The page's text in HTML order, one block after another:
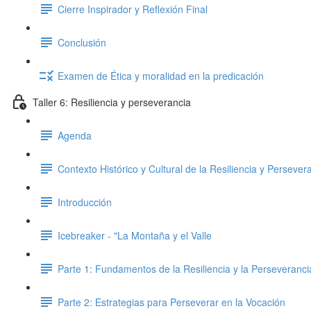
Cierre Inspirador y Reflexión Final
Conclusión
Examen de Ética y moralidad en la predicación
Taller 6: Resiliencia y perseverancia
Agenda
Contexto Histórico y Cultural de la Resiliencia y
Introducción
Icebreaker - "La Montaña y el Valle
Parte 1: Fundamentos de la Resiliencia y la
Parte 2: Estrategias para Perseverar en la Vocación